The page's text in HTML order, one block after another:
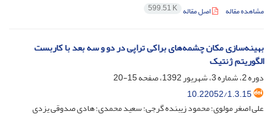
مشاهده مقاله اصل مقاله 599.51 K
بهینه‌سازی مکان چشمه‌های براکی تراپی در دو و سه بعد با کاربست
الگوریتم ژنتیک
دوره 2، شماره 3، شهریور 1392، صفحه
15-20
10.22052/1.3.15
علی اصغر مولوی؛ محمود زیبنده گرجی؛ سعید محمدی؛ هادی صدوقی یزدی